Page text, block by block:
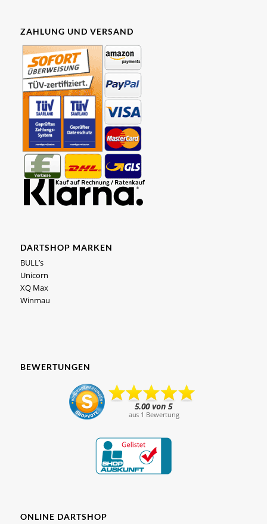
ZAHLUNG UND VERSAND
DARTSHOP MARKEN
BULL’s
Unicorn
XQ Max
Winmau
BEWERTUNGEN
ONLINE DARTSHOP